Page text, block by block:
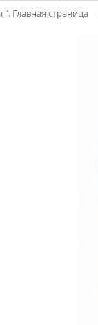
Главная страница